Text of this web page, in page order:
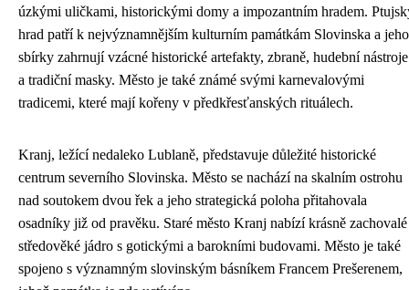
úzkými uličkami, historickými domy a impozantním hradem.
hrad patří k nejvýznamnějším kulturním památkám Slovinska a jeho
sbírky zahrnují vzácné historické artefakty, zbraně, hudební nástroje
a tradiční masky. Město je také známé svými karnevalovými
tradicemi, které mají kořeny v předkřesťanských rituálech.
Kranj, ležící nedaleko Lublaně, představuje důležité historické
centrum severního Slovinska. Město se nachází na skalním ostrohu
nad soutokem dvou řek a jeho strategická poloha přitahovala
osadníky již od pravěku. Staré město Kranj nabízí krásně zachovalé
středověké jádro s gotickými a barokními budovami. Město je také
spojeno s významným slovinským básníkem Francem Prešerenem,